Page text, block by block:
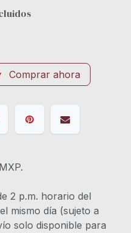
Comprar ahora
IVA
2 p.m. horario del
mismo día (sujeto a
solo disponible para